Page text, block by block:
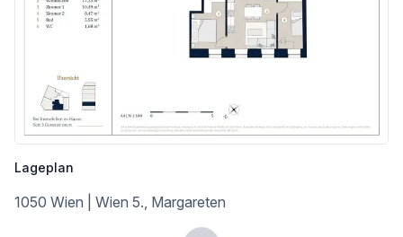
Lageplan
1050 Wien | Wien 5., Margareten